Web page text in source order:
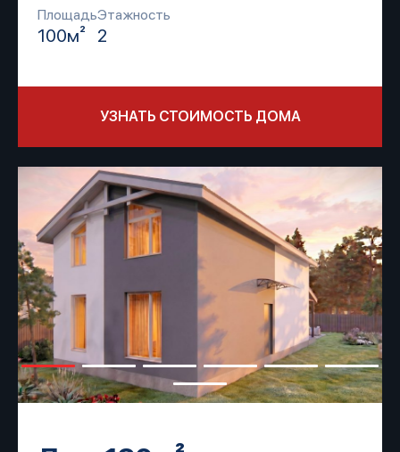
Площадь
100м²
Этажность
2
УЗНАТЬ СТОИМОСТЬ ДОМА